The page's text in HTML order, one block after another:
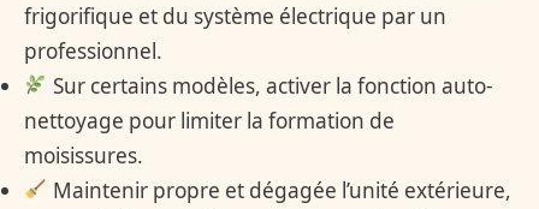
frigorifique et du système électrique par un
professionnel.
Sur certains modèles, activer la fonction auto-
nettoyage pour limiter la formation de
moisissures.
Maintenir propre et dégagée l’unité extérieure,